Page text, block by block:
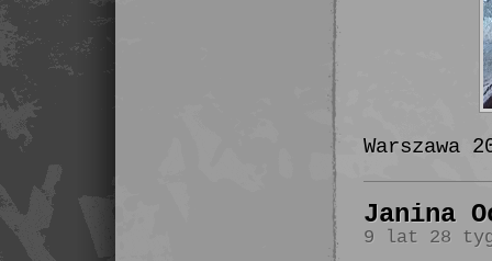
Warszawa
Janina
9 lat 28